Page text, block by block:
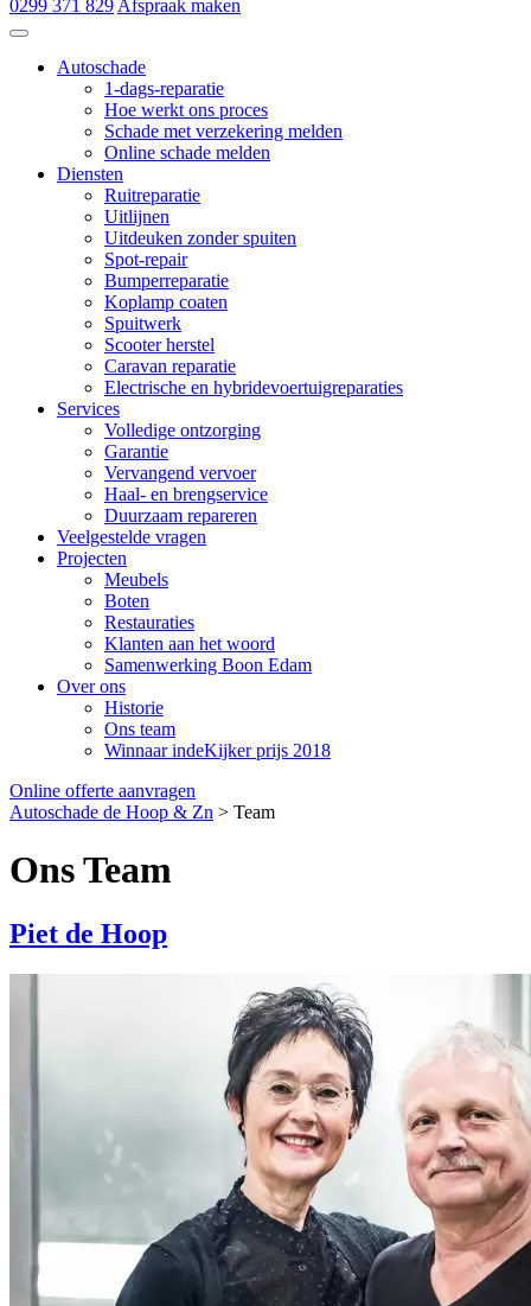
0299 371 829 Afspraak maken
Autoschade
1-dags-reparatie
Hoe werkt ons proces
Schade met verzekering melden
Online schade melden
Diensten
Ruitreparatie
Uitlijnen
Uitdeuken zonder spuiten
Spot-repair
Bumperreparatie
Koplamp coaten
Spuitwerk
Scooter herstel
Caravan reparatie
Electrische en hybridevoertuigreparaties
Services
Volledige ontzorging
Garantie
Vervangend vervoer
Haal- en brengservice
Duurzaam repareren
Veelgestelde vragen
Projecten
Meubels
Boten
Restauraties
Klanten aan het woord
Samenwerking Boon Edam
Over ons
Historie
Ons team
Winnaar indeKijker prijs 2018
Online offerte aanvragen
Autoschade de Hoop & Zn > Team
Ons Team
Piet de Hoop